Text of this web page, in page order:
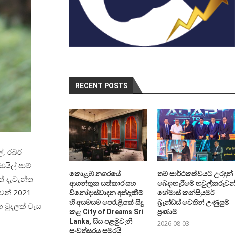
රබර්
පාම්
2021
මුදලක් වැය
RECENT POSTS
කොළඹ නගරයේ
ආගන්තුක සත්කාර සහ
විනෝදාස්වාදන අත්දැකීම්
හි අසමසම පෙරැළියක් සිදු
කළ City of Dreams Sri
Lanka, සිය පළමුවැනි
සංවත්සරය සමරයි
තම සාර්ථකත්වයට උරදුන්
බෙදාහැරීමේ හවුල්කරුවන්ට
හේමාස් කන්සියුමර්
බ්‍රෑන්ඩ්ස් වෙතින් උණුසුම්
ප්‍රණාම
2026-08-03